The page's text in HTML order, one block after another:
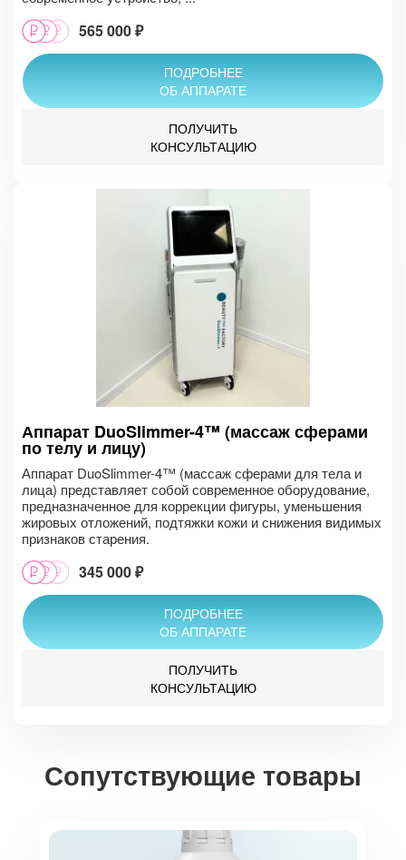
565 000 ₽
ПОДРОБНЕЕ
ОБ АППАРАТЕ
ПОЛУЧИТЬ
КОНСУЛЬТАЦИЮ
Аппарат DuoSlimmer-4™ (массаж сферами
по телу и лицу)
Аппарат DuoSlimmer-4™ (массаж сферами для тела и
лица) представляет собой современное оборудование,
предназначенное для коррекции фигуры, уменьшения
жировых отложений, подтяжки кожи и снижения видимых
признаков старения.
345 000 ₽
ПОДРОБНЕЕ
ОБ АППАРАТЕ
ПОЛУЧИТЬ
КОНСУЛЬТАЦИЮ
Сопутствующие товары